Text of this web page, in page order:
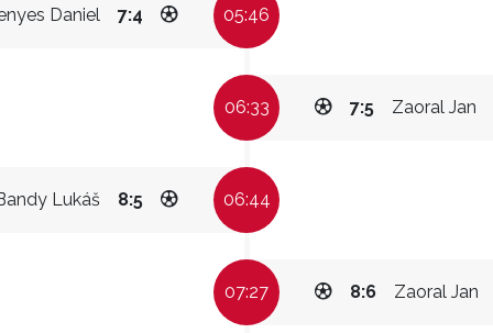
Daniel 7:4 05:46
06:33 Zaoral Jan
7:5
Lukáš 8:5 06:44
07:27 Zaoral Jan
8:6